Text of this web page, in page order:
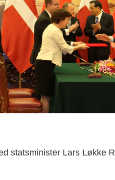
statsminister Lars Løkke